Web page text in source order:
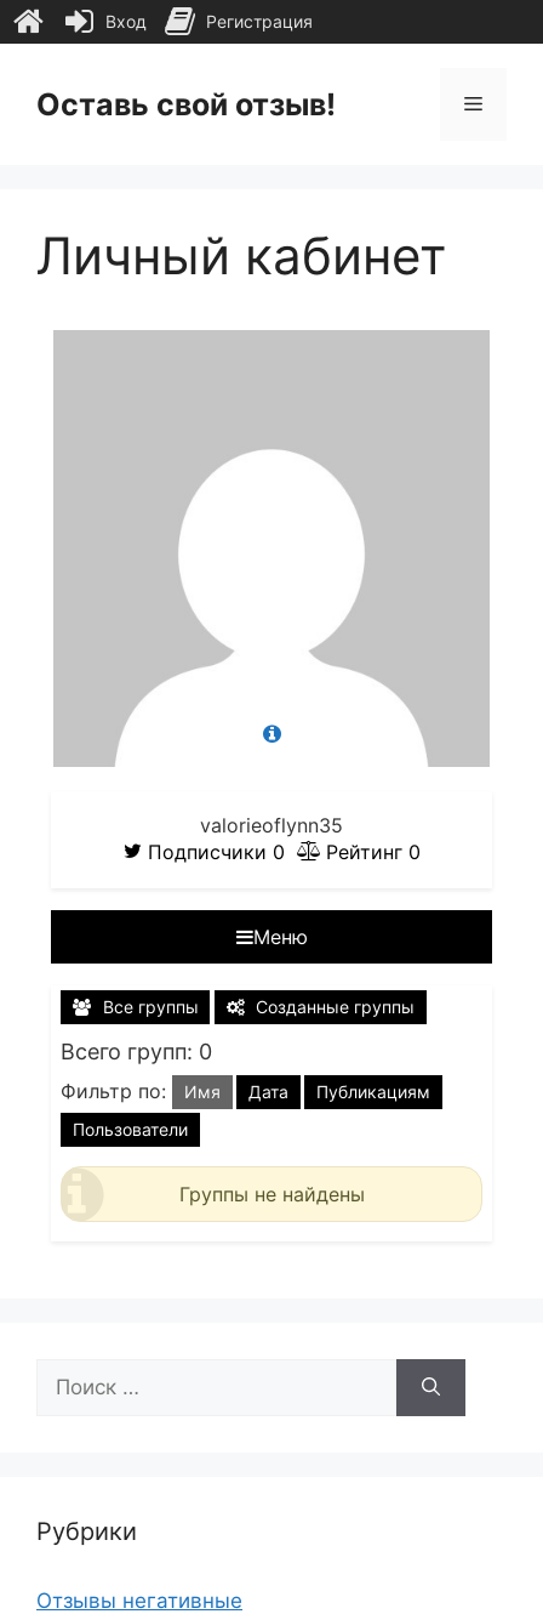
содержимому
Оставь свой отзыв! Меню
Личный кабинет
valorieoflynn35
Подписчики 0 Рейтинг 0
Меню
Все группы Созданные группы
Всего групп: 0
Фильтр по: Имя Дата
Публикациям
Пользователи
Группы не найдены
Рубрики
Отзывы негативные
Вход Регистрация